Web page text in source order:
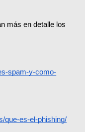
más en detalle los
spam-y-como-
que-es-el-phishing/